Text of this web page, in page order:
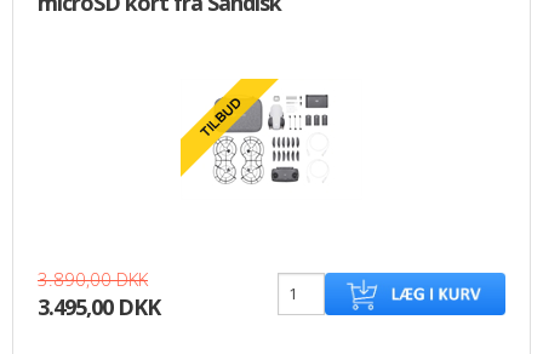
3.890,00 DKK
3.495,00 DKK